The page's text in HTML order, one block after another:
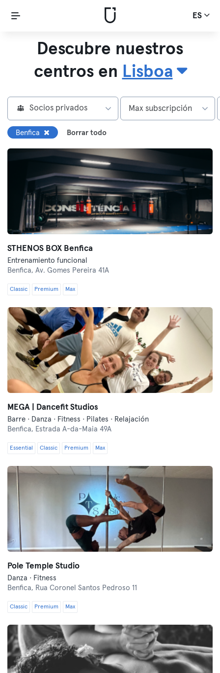
ES
Descubre nuestros
centros en Lisboa
Socios privados Max subscripción
Benfica Borrar todo
STHENOS BOX Benfica
Entrenamiento funcional
Benfica, Av. Gomes Pereira 41A
Classic Premium Max
MEGA | Dancefit Studios
Barre · Danza · Fitness · Pilates · Relajación
Benfica, Estrada A-da-Maia 49A
Essential Classic Premium Max
Pole Temple Studio
Danza · Fitness
Benfica, Rua Coronel Santos Pedroso 11
Classic Premium Max